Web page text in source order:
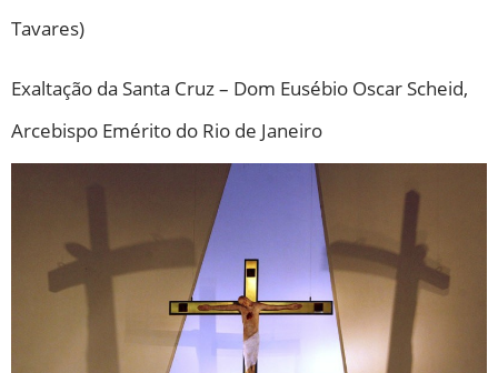
Tavares)
Exaltação da Santa Cruz – Dom Eusébio Oscar Scheid,
Arcebispo Emérito do Rio de Janeiro